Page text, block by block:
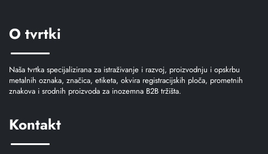
O tvrtki
Naša tvrtka specijalizirana za istraživanje i razvoj, proizvodnju i opskrbu
metalnih oznaka, značica, etiketa, okvira registracijskih ploča, prometnih
znakova i srodnih proizvoda za inozemna B2B tržišta.
Kontakt